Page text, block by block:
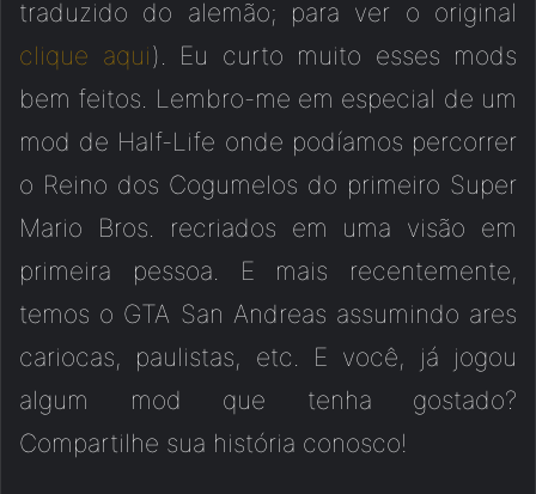
traduzido do alemão; para ver o original
clique aqui). Eu curto muito esses mods
bem feitos. Lembro-me em especial de um
mod de Half-Life onde podíamos percorrer
o Reino dos Cogumelos do primeiro Super
Mario Bros. recriados em uma visão em
primeira pessoa. E mais recentemente,
temos o GTA San Andreas assumindo ares
cariocas, paulistas, etc. E você, já jogou
algum mod que tenha gostado?
Compartilhe sua história conosco!